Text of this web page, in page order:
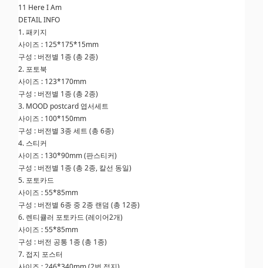
11 Here I Am
DETAIL INFO
1. 패키지
사이즈 : 125*175*15mm
구성 : 버전별 1종 (총 2종)
2. 포토북
사이즈 : 123*170mm
구성 : 버전별 1종 (총 2종)
3. MOOD postcard 엽서세트
사이즈 : 100*150mm
구성 : 버전별 3종 세트 (총 6종)
4. 스티커
사이즈 : 130*90mm (판스티커)
구성 : 버전별 1종 (총 2종, 칼선 동일)
5. 포토카드
사이즈 : 55*85mm
구성 : 버전별 6종 중 2종 랜덤 (총 12종)
6. 렌티큘러 포토카드 (레이어2개)
사이즈 : 55*85mm
구성 : 버전 공통 1종 (총 1종)
7. 접지 포스터